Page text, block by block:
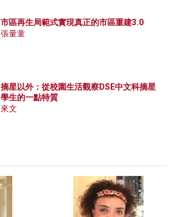
市區再生局範式實現真正的市區重建3.0
張量童
摘星以外：從校園生活觀察DSE中文科摘星
學生的一點特質
來文